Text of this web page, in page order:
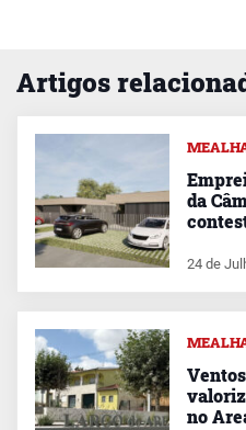
Artigos
da
24 de
no